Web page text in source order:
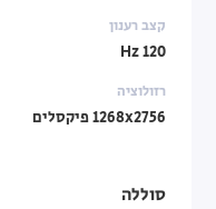
קצב רענון
120 Hz
רזולוציה
1268x2756 פיקסלים
סוללה